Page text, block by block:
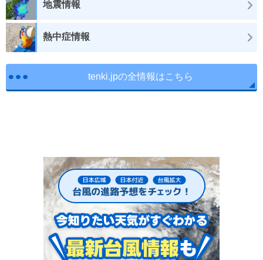
地震情報
熱中症情報
tenki.jpの全情報はこちら